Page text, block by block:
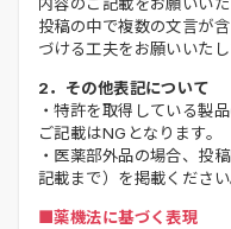
投稿の中で複数の文言が
づける工夫をお願いいたし
2．その他表記について
・特許を取得している製
ご記載はNGとなります。
・医薬部外品の場合、投
記載まで）を掲載ください
■薬機法に基づく表現